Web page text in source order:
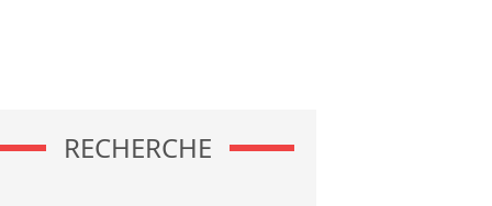
RECHERCHE